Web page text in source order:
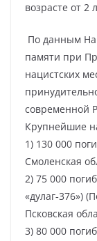
возрасте от 2
По данным
памяти при
нацистских
современной
Крупнейшие
1) 130 000
Смоленская
2) 75 000
«дулаг‑376»)
Псковская
3) 80 000